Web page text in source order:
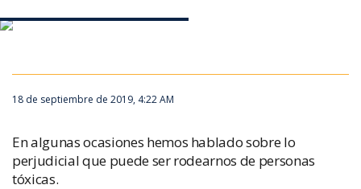
18 de septiembre de 2019, 4:22 AM
En algunas ocasiones hemos hablado sobre lo
perjudicial que puede ser rodearnos de personas
tóxicas.